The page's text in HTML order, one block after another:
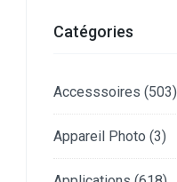
Catégories
Accesssoires (503)
Appareil Photo (3)